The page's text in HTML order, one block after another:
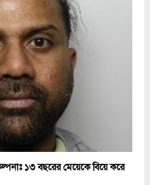
১৩ বছরের মেয়েকে বিয়ে করে